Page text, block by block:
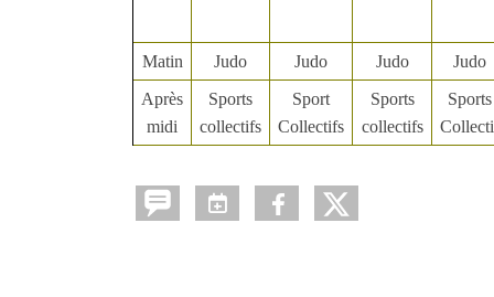
Matin Judo Judo Judo
Judo
Après
midi
Sports
collectifs
Sport
Collectifs
Sports
collectifs
Sports